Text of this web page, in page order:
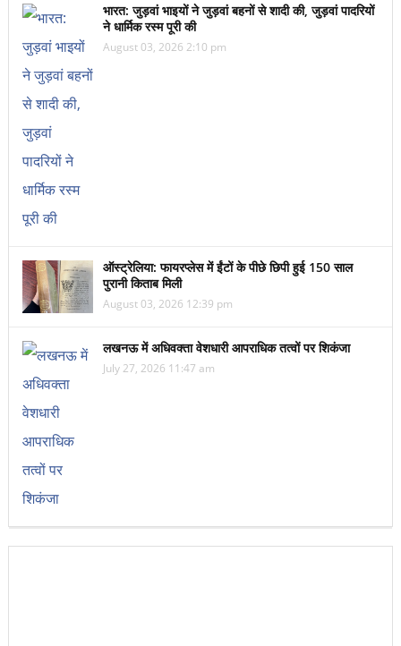
भारत: जुड़वां भाइयों ने जुड़वां बहनों से शादी की, जुड़वां पादरियों
ने धार्मिक रस्म पूरी की
August 03, 2026 2:10 pm
ऑस्ट्रेलिया: फायरप्लेस में ईंटों के पीछे छिपी हुई 150 साल
पुरानी किताब मिली
August 03, 2026 12:39 pm
लखनऊ में अधिवक्ता वेशधारी आपराधिक तत्वों पर शिकंजा
July 27, 2026 11:47 am